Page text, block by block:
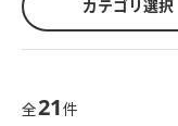
カテゴリ選択
全21件